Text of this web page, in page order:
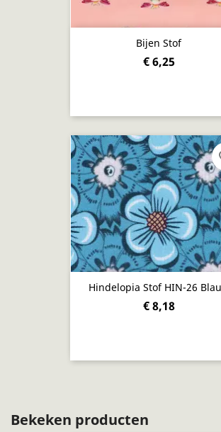
Bijen Stof
€ 6,25
Hindelopia Stof HIN-26
€ 8,18
Bekeken producten